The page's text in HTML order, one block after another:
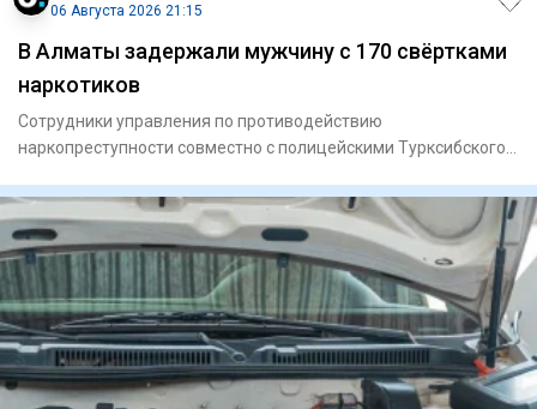
06 Августа 2026 21:15
В Алматы задержали мужчину с 170 свёртками
наркотиков
Сотрудники управления по противодействию
наркопреступности совместно с полицейскими Турксибского